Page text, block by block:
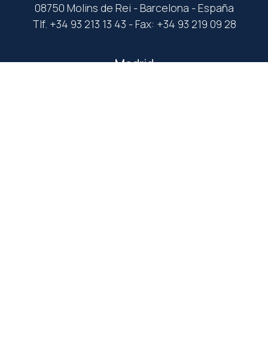
08750 Molins de Rei - Barcelona - España
Tlf. +34 93 213 13 43 - Fax: +34 93 219 09 28
Madrid